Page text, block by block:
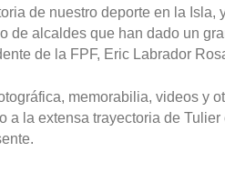
de nuestro deporte en la Isla,
de alcaldes que han dado un
de la FPF, Eric Labrador
memorabilia, videos y
a la extensa trayectoria de Tulier